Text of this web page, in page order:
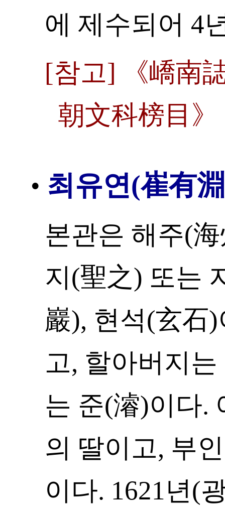
에 제수되어 4
[참고] 《嶠南
朝文科榜目》
• 최유연(崔有
본관은 해주(
지(聖之) 또는
巖), 현석(玄石
고, 할아버지
는 준(濬)이다.
의 딸이고, 부
이다. 1621년(